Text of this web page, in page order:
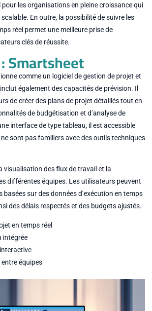
les organisations en pleine croissance qui
En outre, la possibilité de suivre les
réel permet une meilleure prise de
clés de réussite.
Smartsheet
comme un logiciel de gestion de projet et
également des capacités de prévision. Il
de créer des plans de projet détaillés tout en
de budgétisation et d’analyse de
interface de type tableau, il est accessible
sont pas familiers avec des outils techniques
visualisation des flux de travail et la
différentes équipes. Les utilisateurs peuvent
basées sur des données d’exécution en temps
des délais respectés et des budgets ajustés.
en temps réel
intégrée
équipes